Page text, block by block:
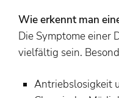
Wie erkennt man
Die Symptome einer
vielfältig sein.
Antriebslosigkeit